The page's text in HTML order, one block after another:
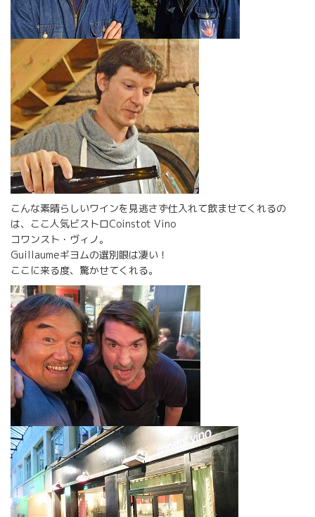
こんな素晴らしいワインを見逃さず仕入れて飲ませてくれるの
は、ここ人気ビストロCoinstot Vino
コワンスト・ヴィノ。
Guillaumeギヨムの選別眼は凄い！
ここに来る度、驚かせてくれる。